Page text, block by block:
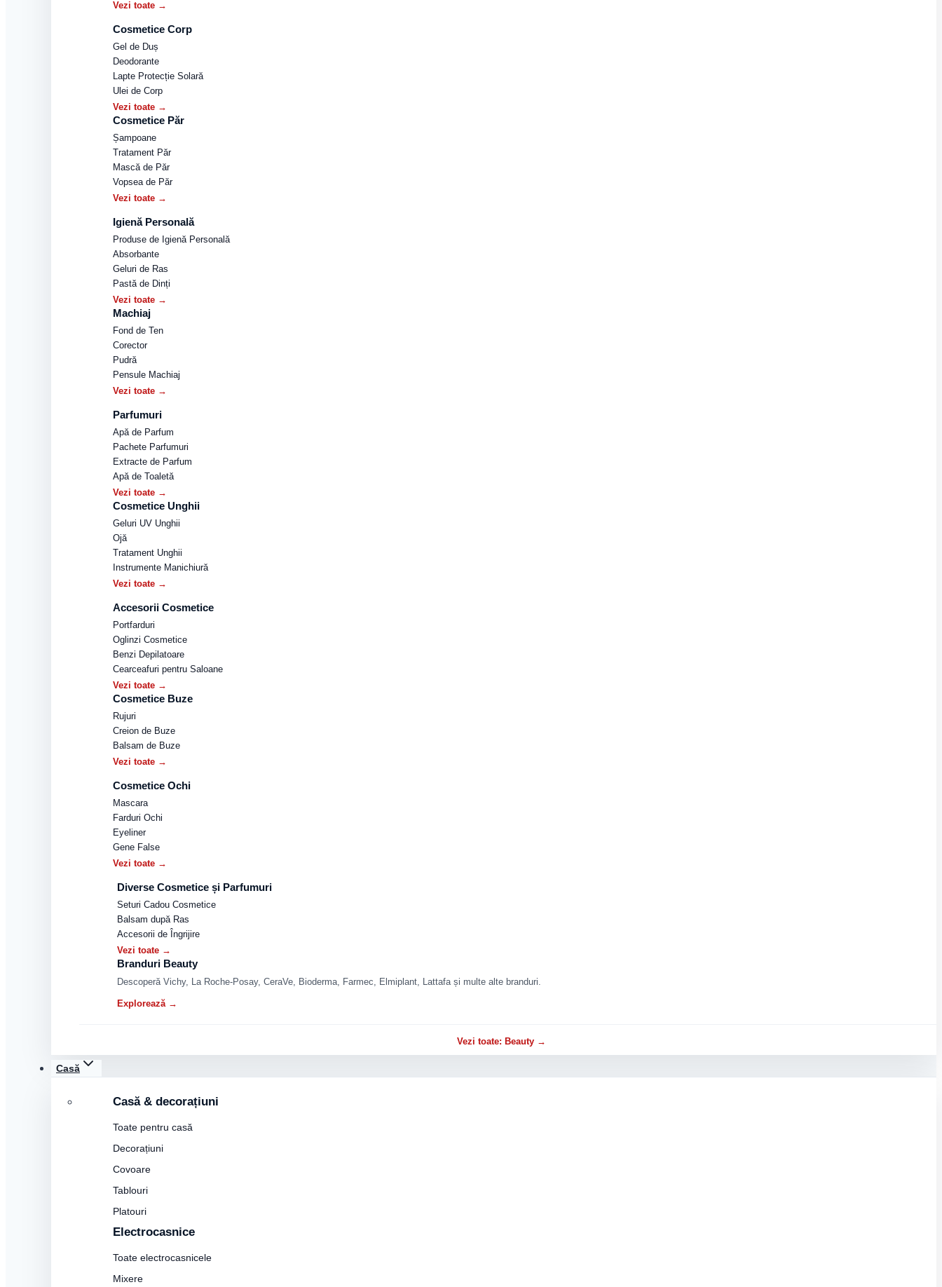
Vezi toate →
Cosmetice Corp
Gel de Duș
Deodorante
Lapte Protecție Solară
Ulei de Corp
Vezi toate →
Cosmetice Păr
Șampoane
Tratament Păr
Mască de Păr
Vopsea de Păr
Vezi toate →
Igienă Personală
Produse de Igienă Personală
Absorbante
Geluri de Ras
Pastă de Dinți
Vezi toate →
Machiaj
Fond de Ten
Corector
Pudră
Pensule Machiaj
Vezi toate →
Parfumuri
Apă de Parfum
Pachete Parfumuri
Extracte de Parfum
Apă de Toaletă
Vezi toate →
Cosmetice Unghii
Geluri UV Unghii
Ojă
Tratament Unghii
Instrumente Manichiură
Vezi toate →
Accesorii Cosmetice
Portfarduri
Oglinzi Cosmetice
Benzi Depilatoare
Cearceafuri pentru Saloane
Vezi toate →
Cosmetice Buze
Rujuri
Creion de Buze
Balsam de Buze
Vezi toate →
Cosmetice Ochi
Mascara
Farduri Ochi
Eyeliner
Gene False
Vezi toate →
Diverse Cosmetice și Parfumuri
Seturi Cadou Cosmetice
Balsam după Ras
Accesorii de Îngrijire
Vezi toate →
Branduri Beauty
Descoperă Vichy, La Roche-Posay, CeraVe, Bioderma, Farmec, Elmiplant, Lattafa și multe alte branduri.
Explorează →
Vezi toate: Beauty →
Casă
Casă & decorațiuni
Toate pentru casă
Decorațiuni
Covoare
Tablouri
Platouri
Electrocasnice
Toate electrocasnicele
Mixere